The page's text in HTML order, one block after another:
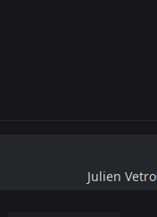
Julien Vetro